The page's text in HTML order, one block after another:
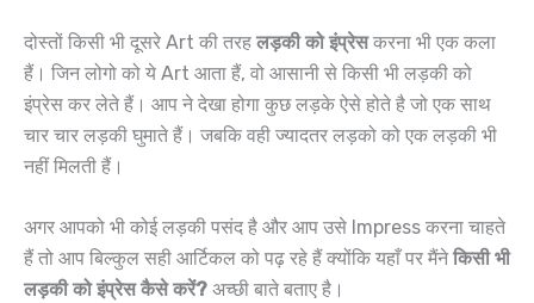
दोस्तों किसी भी दूसरे Art की तरह लड़की को इंप्रेसकरना भी एक कला
हैं। जिन लोगो को ये Art आता हैं, वो आसानी से किसी भी लड़की को
इंप्रेस कर लेते हैं। आप ने देखा होगा कुछ लड़के ऐसे होते है जो एक साथ
चार चार लड़की घुमाते हैं। जबकि वही ज्यादतर लड़को को एक लड़की भी
नहीं मिलती हैं।
अगर आपको भी कोई लड़की पसंद है और आप उसे Impress करना चाहते
हैं तो आप बिल्कुल सही आर्टिकल को पढ़ रहे हैं क्योंकि यहाँ पर मैंनेकिसी भी
लड़की को इंप्रेस कैसे करें? अच्छी बाते बताए है।